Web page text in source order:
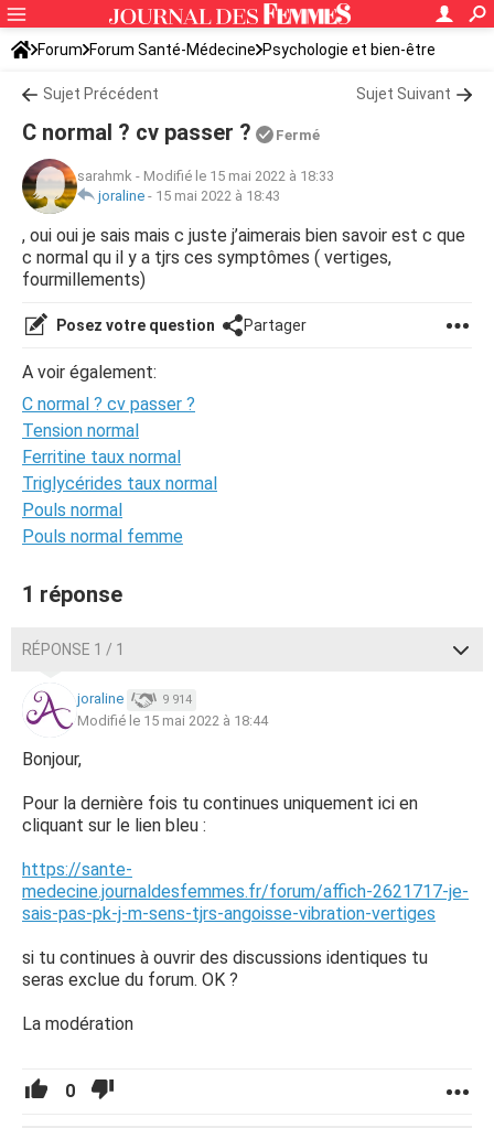
Forum Forum Santé-Médecine Psychologie et bien-être
Sujet Précédent Sujet Suivant
C normal ? cv passer ? Fermé
sarahmk - Modifié le 15 mai 2022 à 18:33
joraline - 15 mai 2022 à 18:43
, oui oui je sais mais c juste j’aimerais bien savoir est c que
c normal qu il y a tjrs ces symptômes ( vertiges,
fourmillements)
Posez votre question Partager
A voir également:
C normal ? cv passer ?
Tension normal
Ferritine taux normal
Triglycérides taux normal
Pouls normal
Pouls normal femme
1 réponse
RÉPONSE 1 / 1
joraline 9 914
Modifié le 15 mai 2022 à 18:44
Bonjour,
Pour la dernière fois tu continues uniquement ici en
cliquant sur le lien bleu :
https://sante-
medecine.journaldesfemmes.fr/forum/affich-2621717-je-
sais-pas-pk-j-m-sens-tjrs-angoisse-vibration-vertiges
si tu continues à ouvrir des discussions identiques tu
seras exclue du forum. OK ?
La modération
0